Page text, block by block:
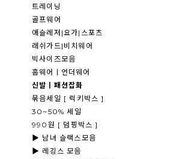
트레이닝
골프웨어
애슬레저|요가|스포츠
래쉬가드|비치웨어
빅사이즈모음
홈웨어ㅣ언더웨어
신발ㅣ패션잡화
묶음세일 [ 럭키박스 ]
30~50% 세일
990원 [ 덤핑박스 ]
▶ 남녀 슬랙스모음
▶ 레깅스 모음